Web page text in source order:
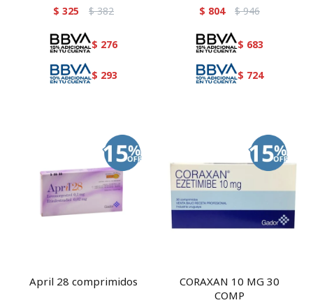
$ 325 $ 382
$ 276
$ 293
$ 804 $ 946
$ 683
$ 724
April 28 comprimidos
CORAXAN 10 MG 30
COMP